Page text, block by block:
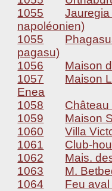
1055
napoléonien)
1055
pagasu)
1056
Maison
1057
Maison
Enea
1058
Château
1059
Maison
1060
Villa
1061
Club-
1062
Mais.
1063
M.
1064
Feu